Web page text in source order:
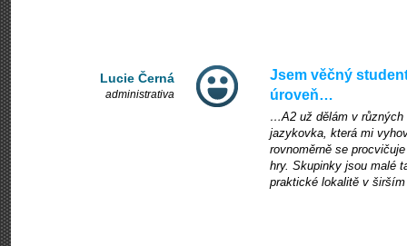
Lucie Černá
administrativa
Jsem věčný
úroveň…
…A2 už dělám v různých
jazykovka, která mi
rovnoměrně se
hry. Skupinky jsou malé
praktické lokalitě v